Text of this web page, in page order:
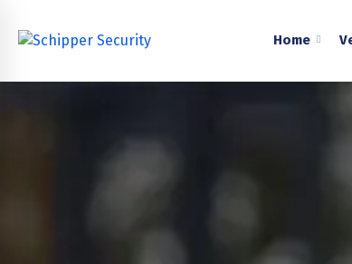
Home
Home › Beveiliging Gelderland › Druten